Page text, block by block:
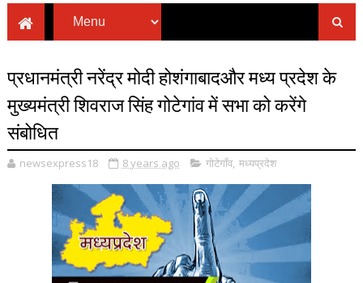
प्रधानमंत्री नरेंद्र मोदी होशंगाबादऔर मध्य प्रदेश के
मुख्यमंत्री शिवराज सिंह गोटेगांव में सभा को करेंगे
संबोधित
newsexpress18 8 years ago गोटेगाँव, मध्यप्रदेश